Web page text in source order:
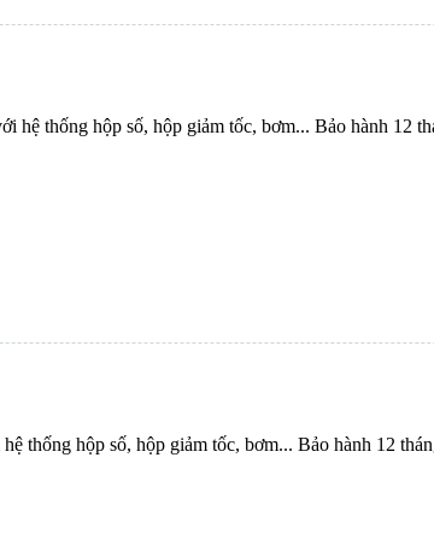
thống hộp số, hộp giảm tốc, bơm... Bảo hành 12
thống hộp số, hộp giảm tốc, bơm... Bảo hành 12